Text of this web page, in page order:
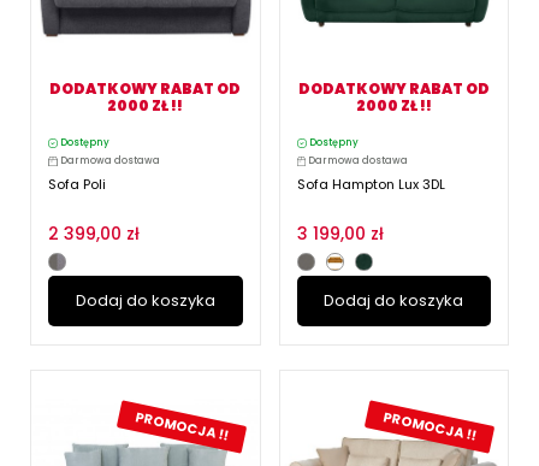
DODATKOWY RABAT OD
2000 ZŁ !!
Dostępny
Darmowa dostawa
Sofa Poli
2 399,00 zł
Dodaj do koszyka
DODATKOWY RABAT OD
2000 ZŁ !!
Dostępny
Darmowa dostawa
Sofa Hampton Lux 3DL
3 199,00 zł
Dodaj do koszyka
PROMOCJA !! PROMOCJA !!